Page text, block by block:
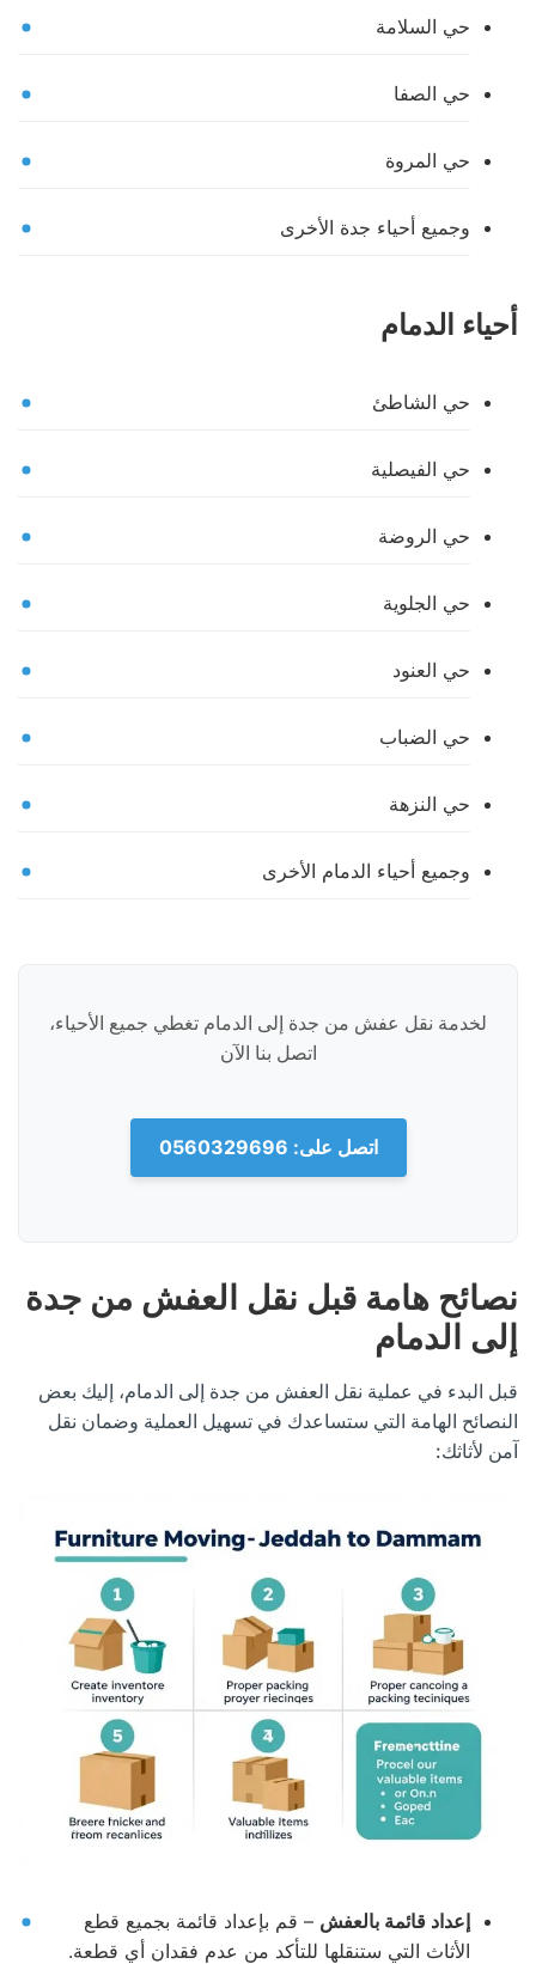
حي السلامة
حي الصفا
حي المروة
وجميع أحياء جدة الأخرى
أحياء الدمام
حي الشاطئ
حي الفيصلية
حي الروضة
حي الجلوية
حي العنود
حي الضباب
حي النزهة
وجميع أحياء الدمام الأخرى
لخدمة نقل عفش من جدة إلى الدمام تغطي جميع الأحياء،
اتصل بنا الآن
اتصل على: 0560329696
نصائح هامة قبل نقل العفش من جدة
إلى الدمام
قبل البدء في عملية نقل العفش من جدة إلى الدمام، إليك بعض
النصائح الهامة التي ستساعدك في تسهيل العملية وضمان نقل
آمن لأثاثك:
إعداد قائمة بالعفش – قم بإعداد قائمة بجميع قطع
الأثاث التي ستنقلها للتأكد من عدم فقدان أي قطعة.